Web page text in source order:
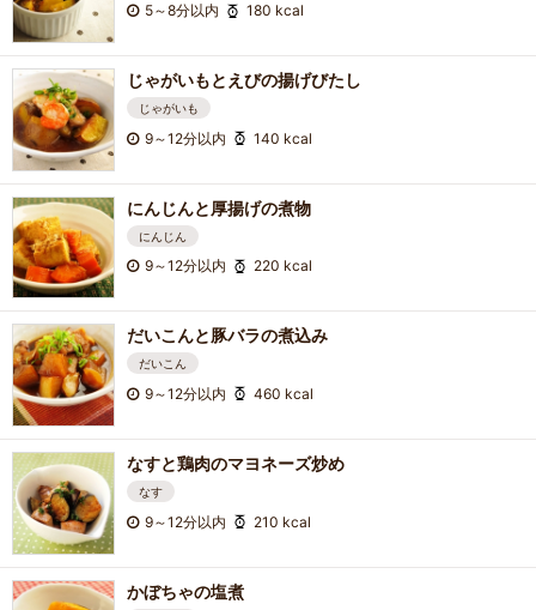
5～8分以内 180 kcal
じゃがいもとえびの揚げびたし
じゃがいも
9～12分以内 140 kcal
にんじんと厚揚げの煮物
にんじん
9～12分以内 220 kcal
だいこんと豚バラの煮込み
だいこん
9～12分以内 460 kcal
なすと鶏肉のマヨネーズ炒め
なす
9～12分以内 210 kcal
かぼちゃの塩煮